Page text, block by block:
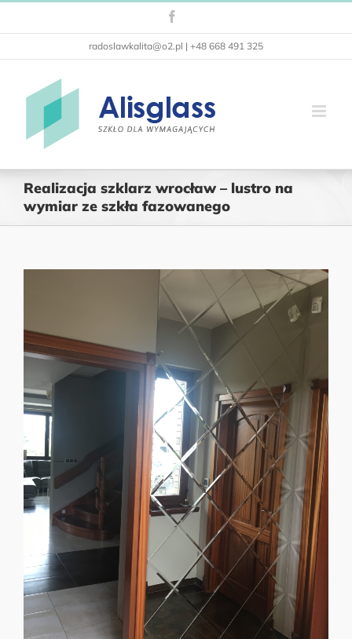
Przejdź
zawartości
radoslawkalita@o2.pl | +48 668 491 325
Realizacja szklarz wrocław – lustro na
wymiar ze szkła fazowanego